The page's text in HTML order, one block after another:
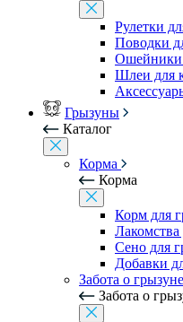
Рулетки
Поводки
Ошейники
Шлеи для
Грызуны
Каталог
Корма
Корма
Корм для
Лакомства
Сено для
Добавки
Забота о грызуне
Забота о